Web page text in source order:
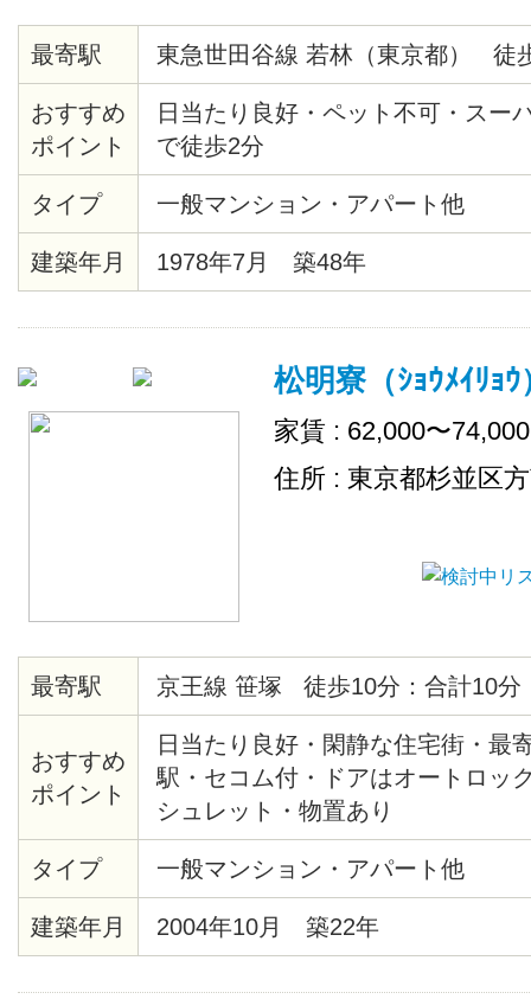
最寄駅 東急世田谷線 若林（東京都） 徒
おすすめ
ポイント
日当たり良好・ペット不可・スー
で徒歩2分
タイプ 一般マンション・アパート他
建築年月 1978年7月 築48年
松明寮（ｼｮｳﾒｲﾘｮｳ
家賃 : 62,000〜
住所 : 東京都杉並区
最寄駅 京王線 笹塚 徒歩10分：合計10分
おすすめ
ポイント
日当たり良好・閑静な住宅街・最
駅・セコム付・ドアはオートロッ
シュレット・物置あり
タイプ 一般マンション・アパート他
建築年月 2004年10月 築22年